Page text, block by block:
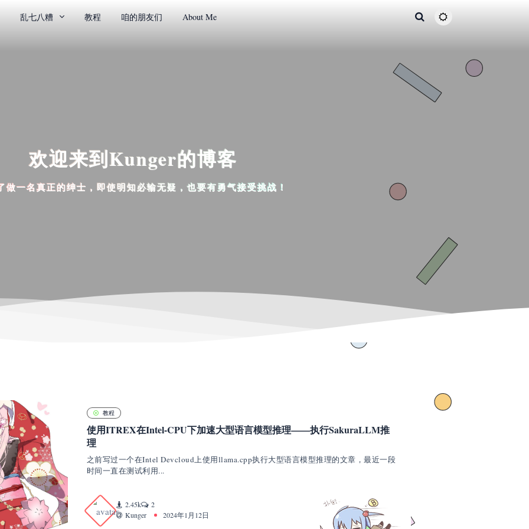
乱七八糟 教程 咱的朋友们 About Me
主题颜色切换
欢迎来到Kunger的博客
做一名真正的绅士，即使明知必输无疑，也要有勇气接受挑战！
教程
使用ITREX在Intel-CPU下加速大型语言模型推理——执行SakuraLLM推
理
之前写过一个在Intel Devcloud上使用llama.cpp执行大型语言模型推理的文章，最近一段
时间一直在测试利用...
2.45k
2
Kunger
2024年1月12日